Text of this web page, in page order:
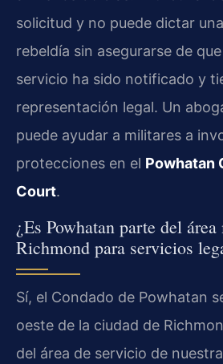
solicitud y no puede dictar
rebeldía sin asegurarse de
servicio ha sido notificado y
representación legal. Un
puede ayudar a militares a
protecciones en el Powhatan
Court.
¿Es Powhatan parte del
Richmond para servicios
Sí, el Condado de Powhatan
oeste de la ciudad de
del área de servicio de